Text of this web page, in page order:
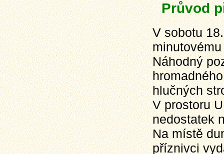
Průvod
V sobotu
Náhodný
hlučných
V prostoru
nedostatek
Na místě
příznivci